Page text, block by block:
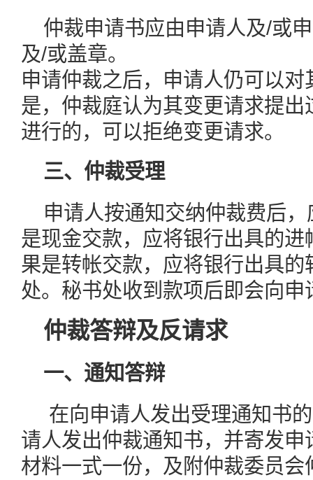
仲裁申请书应由申请人及/或
及/或盖章。
申请仲裁之后，申请人仍可以
是，仲裁庭认为其变更请求提
进行的，可以拒绝变更请求。
三、仲裁受理
申请人按通知交纳仲裁费后
是现金交款，应将银行出具的
果是转帐交款，应将银行出具
处。秘书处收到款项后即会向
仲裁答辩及反请求
一、通知答辩
在向申请人发出受理通知书
请人发出仲裁通知书，并寄发
材料一式一份，及附仲裁委员